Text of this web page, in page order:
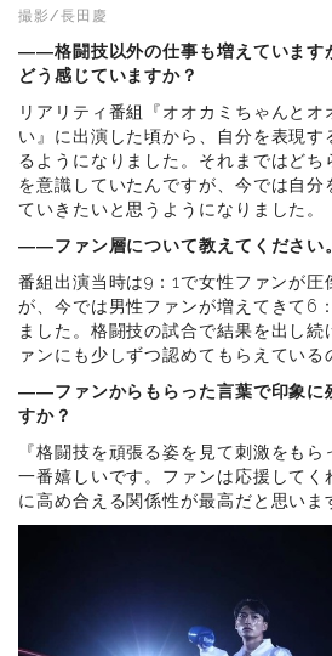
撮影/長田慶
――格闘技以外の仕事も増えています
どう感じていますか？
リアリティ番組『オオカミちゃんと
い』に出演した頃から、自分を表現す
るようになりました。それまではど
を意識していたんですが、今では自分
ていきたいと思うようになりました。
――ファン層について教えてください
番組出演当時は9：1で女性ファンが圧
が、今では男性ファンが増えてきて6
ました。格闘技の試合で結果を出し
ァンにも少しずつ認めてもらえている
――ファンからもらった言葉で印象に
すか？
『格闘技を頑張る姿を見て刺激をも
一番嬉しいです。ファンは応援してく
に高め合える関係性が最高だと思いま